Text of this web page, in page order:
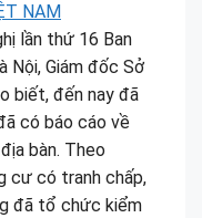
NAM
lần thứ 16 Ban
Nội, Giám đốc Sở
biết, đến nay đã
có báo cáo về
bàn. Theo
cư có tranh chấp,
đã tổ chức kiểm